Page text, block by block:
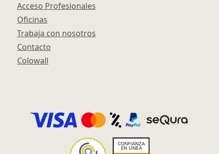
Acceso Profesionales
Oficinas
Trabaja con nosotros
Contacto
Colowall